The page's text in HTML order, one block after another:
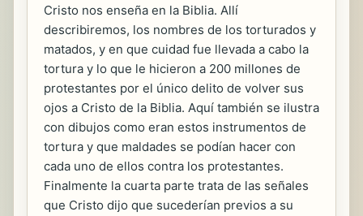
Cristo nos enseña en la Biblia. Allí
describiremos, los nombres de los torturados y
matados, y en que cuidad fue llevada a cabo la
tortura y lo que le hicieron a 200 millones de
protestantes por el único delito de volver sus
ojos a Cristo de la Biblia. Aquí también se ilustra
con dibujos como eran estos instrumentos de
tortura y que maldades se podían hacer con
cada uno de ellos contra los protestantes.
Finalmente la cuarta parte trata de las señales
que Cristo dijo que sucederían previos a su